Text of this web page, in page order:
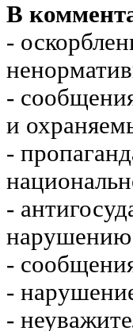
В
-
-
и
-
-
нарушению
-
-
-